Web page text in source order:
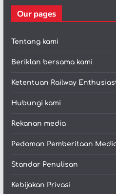
Our pages
Tentang kami
Beriklan bersama kami
Ketentuan Railway
Hubungi kami
Rekanan media
Pedoman Pemberitaan
Standar Penulisan
Kebijakan Privasi